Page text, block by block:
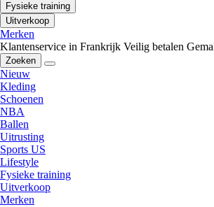
Fysieke training
Uitverkoop
Merken
Klantenservice in Frankrijk Veilig betalen
Zoeken
Nieuw
Kleding
Schoenen
NBA
Ballen
Uitrusting
Sports US
Lifestyle
Fysieke training
Uitverkoop
Merken